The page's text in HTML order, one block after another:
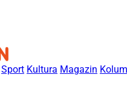
Sport Kultura Magazin